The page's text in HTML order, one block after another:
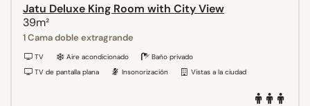
Jatu Deluxe King Room with City View
39m²
1 Cama doble extragrande
TV Aire acondicionado
Baño privado
TV de pantalla plana
Insonorización Vistas a la ciudad